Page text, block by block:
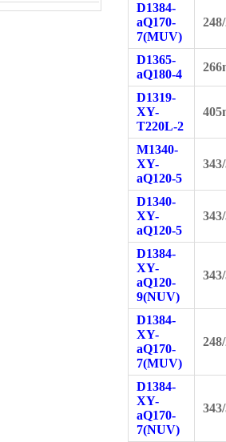
D1384-
aQ170-
7(MUV)
D1365-
aQ180-4
D1319-
XY-
T220L-2
M1340-
XY-
aQ120-5
D1340-
XY-
aQ120-5
D1384-
XY-
aQ120-
9(NUV)
D1384-
XY-
aQ170-
7(MUV)
D1384-
XY-
aQ170-
7(NUV)